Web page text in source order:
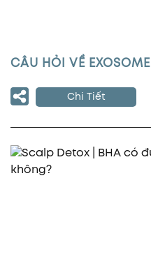
CÂU HỎI VỀ EXOSOME
Chi Tiết